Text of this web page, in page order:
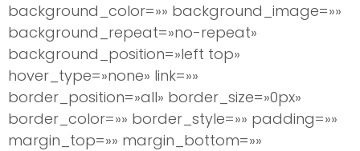
background_color=»» background_image=»»
background_repeat=»no-repeat»
background_position=»left top»
hover_type=»none» link=»»
border_position=»all» border_size=»0px»
border_color=»» border_style=»» padding=»»
margin_top=»» margin_bottom=»»